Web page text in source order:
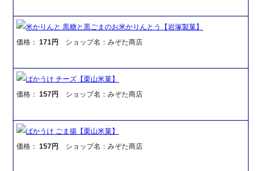
米かりんと 黒糖と黒ごまのお米かりんとう【岩塚製菓】
価格：171円 ショップ名：みぞた商店
ばかうけ チーズ【栗山米菓】
価格：157円 ショップ名：みぞた商店
ばかうけ ごま揚【栗山米菓】
価格：157円 ショップ名：みぞた商店